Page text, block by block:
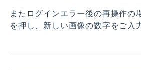
またログインエラー後の再操作の
を押し、新しい画像の数字をご入